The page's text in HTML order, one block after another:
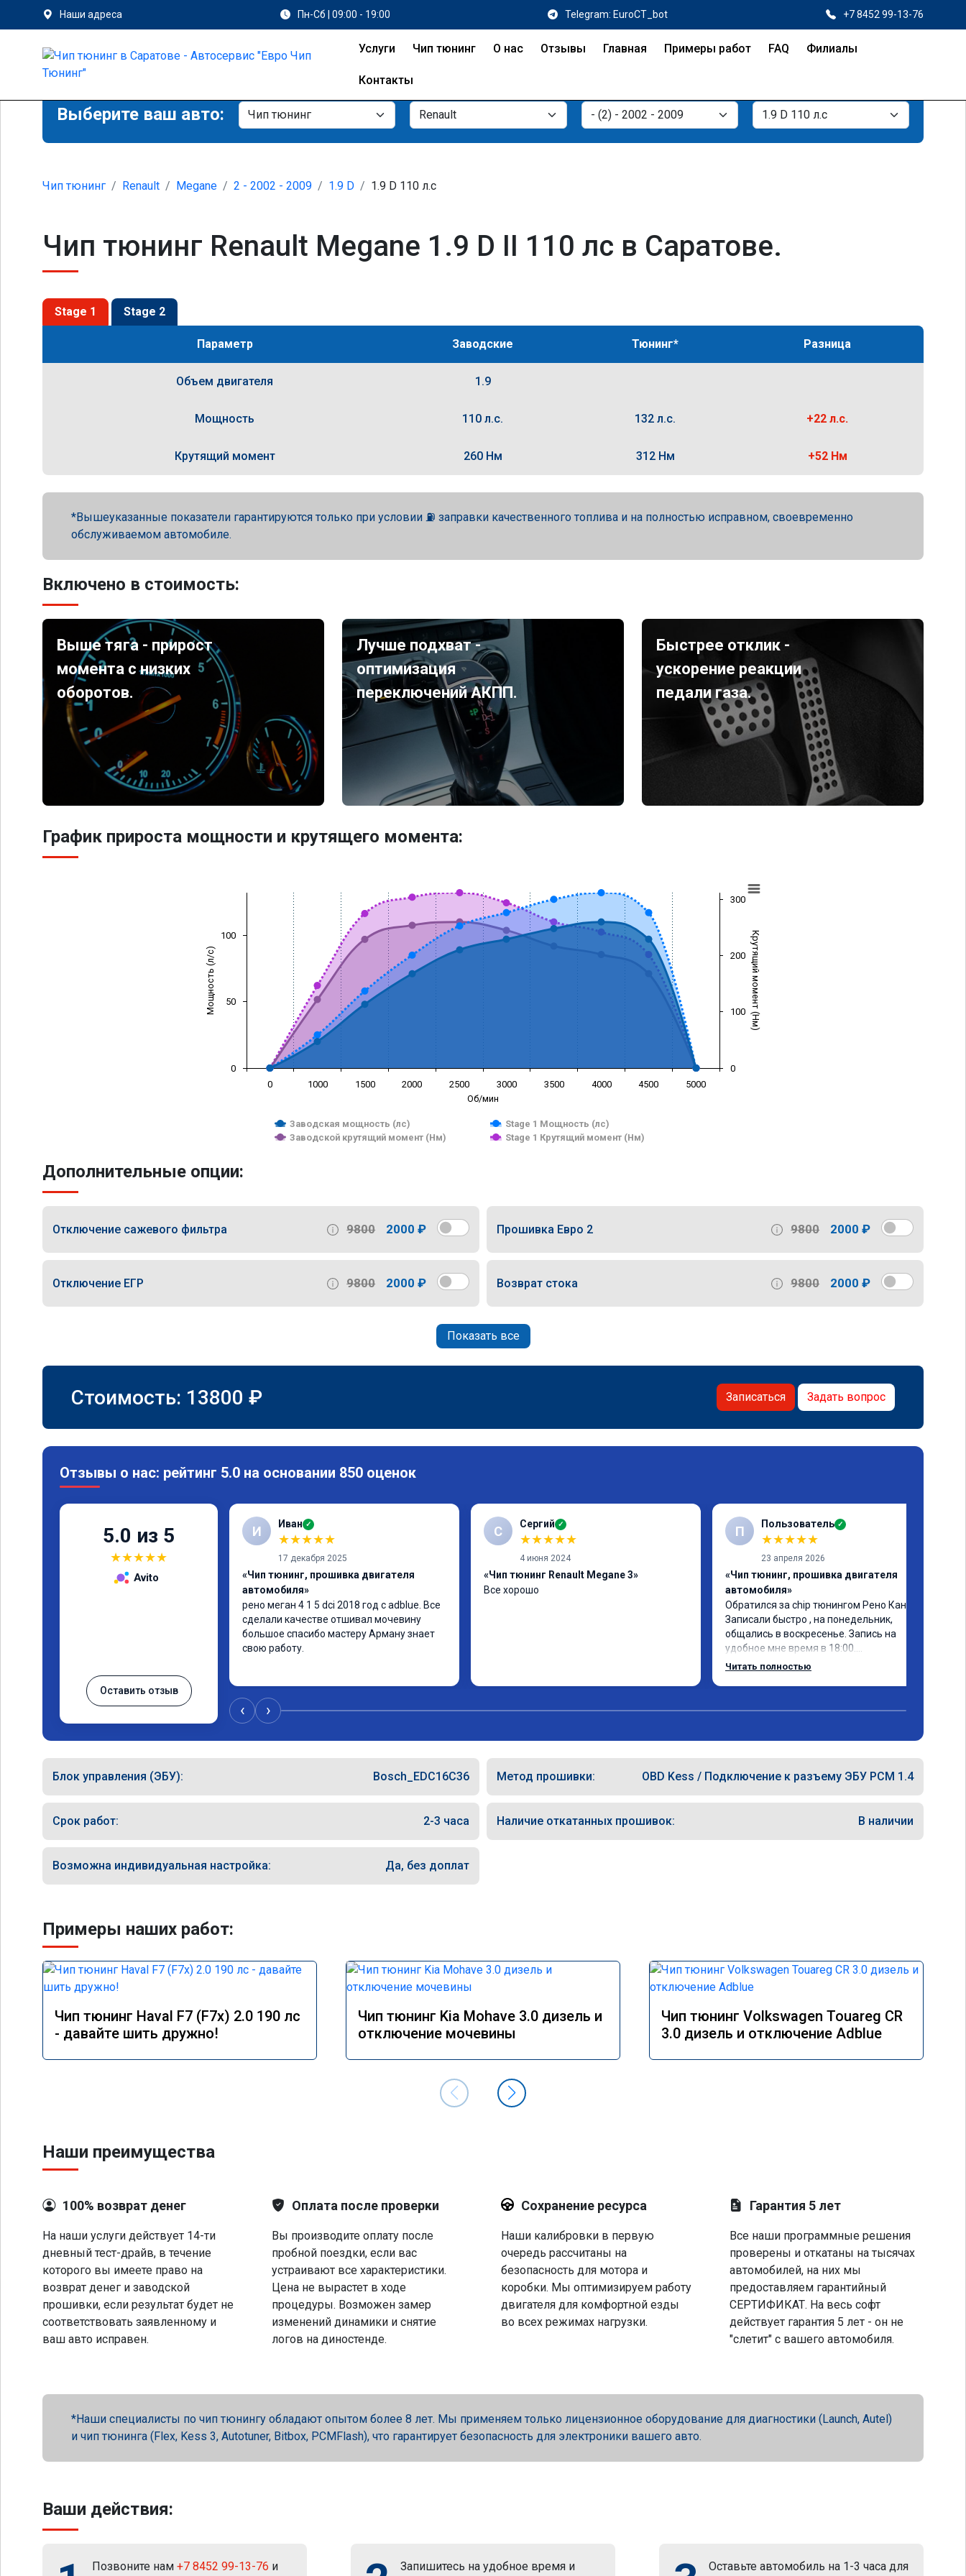
Наши адреса Пн-Сб | 09:00 - 19:00 Telegram: EuroCT_bot +7 8452 99-13-76
Услуги Чип тюнинг О нас Отзывы Главная Примеры работ FAQ Филиалы
Контакты
Выберите ваш авто:
Чип тюнинг Renault Megane 2 - 2002 - 2009 1.9 D 1.9 D 110 л.с
Чип тюнинг Renault Megane 1.9 D II 110 лс в Саратове.
Stage 1 Stage 2
Параметр Заводские Тюнинг* Разница
Объем двигателя 1.9
Мощность 110 л.с. 132 л.с. +22 л.с.
Крутящий момент 260 Нм 312 Нм +52 Нм
Вышеуказанные показатели гарантируются только при условии ⛽ заправки качественного топлива и на полностью исправном, своевременно
обслуживаемом автомобиле.
Включено в стоимость:
Выше тяга - прирост
момента с низких
оборотов.
Лучше подхват -
оптимизация
переключений АКПП.
Быстрее отклик -
ускорение реакции
педали газа.
График прироста мощности и крутящего момента:
Об/мин
Мощность (л/с) Крутящий момент (Нм)
Заводская мощность (лс)
Stage 1 Мощность (лс)
Заводской крутящий момент (Нм)
Stage 1 Крутящий момент (Нм)
0 1000 1500 2000 2500 3000 3500 4000 4500 5000
0
50
100
0
100
200
300
Дополнительные опции:
Отключение сажевого фильтра 9800 2000 ₽ Прошивка Евро 2 9800 2000 ₽
Отключение ЕГР 9800 2000 ₽ Возврат стока 9800 2000 ₽
Показать все
Стоимость: 13800 ₽ Записаться Задать вопрос
Отзывы о нас: рейтинг 5.0 на основании 850 оценок
5.0 из 5
★★★★★
Avito
Оставить отзыв
И Иван ✓
★★★★★
17 декабря 2025
«Чип тюнинг, прошивка двигателя
автомобиля»
рено меган 4 1 5 dci 2018 год с adblue. Все
сделали качестве отшивал мочевину
большое спасибо мастеру Арману знает
свою работу.
С Сергий ✓
★★★★★
4 июня 2024
«Чип тюнинг Renault Megane 3»
Все хорошо
П Пользователь ✓
★★★★★
23 апреля 2026
«Чип тюнинг, прошивка двигателя
автомобиля»
Обратился за chip тюнингом Рено Канго 2.
Записали быстро , на понедельник,
общались в воскресенье. Запись на
удобное мне время в 18:00.
Работу выполнили за 30 минут,
Читать полностью
‹ ›
Блок управления (ЭБУ): Bosch_EDC16C36 Метод прошивки: OBD Kess / Подключение к разъему ЭБУ PCM 1.4
Срок работ: 2-3 часа Наличие откатанных прошивок: В наличии
Возможна индивидуальная настройка: Да, без доплат
Примеры наших работ:
Чип тюнинг Haval F7 (F7x) 2.0 190 лс
- давайте шить дружно!
Чип тюнинг Kia Mohave 3.0 дизель и
отключение мочевины
Чип тюнинг Volkswagen Touareg CR
3.0 дизель и отключение Adblue
Наши преимущества
100% возврат денег
На наши услуги действует 14-ти
дневный тест-драйв, в течение
которого вы имеете право на
возврат денег и заводской
прошивки, если результат будет не
соответствовать заявленному и
ваш авто исправен.
Оплата после проверки
Вы производите оплату после
пробной поездки, если вас
устраивают все характеристики.
Цена не вырастет в ходе
процедуры. Возможен замер
изменений динамики и снятие
логов на диностенде.
Сохранение ресурса
Наши калибровки в первую
очередь рассчитаны на
безопасность для мотора и
коробки. Мы оптимизируем работу
двигателя для комфортной езды
во всех режимах нагрузки.
Гарантия 5 лет
Все наши программные решения
проверены и откатаны на тысячах
автомобилей, на них мы
предоставляем гарантийный
СЕРТИФИКАТ. На весь софт
действует гарантия 5 лет - он не
"слетит" с вашего автомобиля.
Наши специалисты по чип тюнингу обладают опытом более 8 лет. Мы применяем только лицензионное оборудование для диагностики (Launch, Autel)
и чип тюнинга (Flex, Kess 3, Autotuner, Bitbox, PCMFlash), что гарантирует безопасность для электроники вашего авто.
Ваши действия:
Позвоните нам +7 8452 99-13-76 и Запишитесь на удобное время и Оставьте автомобиль на 1-3 часа для